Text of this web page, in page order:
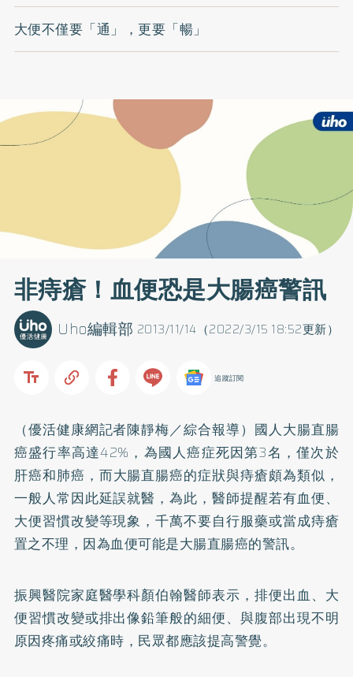
大便不僅要「通」，更要「暢」
非痔瘡！血便恐是大腸癌警訊
2013/11/14（2022/3/15 18:52更新）
Uho編輯部
追蹤訂閱
（優活健康網記者陳靜梅／綜合報導）國人大腸直腸
癌盛行率高達42%，為國人癌症死因第3名，僅次於
肝癌和肺癌 ，而大腸直腸癌的症狀與痔瘡頗為類似，
一般人常因此延誤就醫，為此，醫師提醒若有血便、
大便習慣改變等現象，千萬不要自行服藥或當成痔瘡
置之不理，因為血便可能是大腸直腸癌的警訊。
振興醫院家庭醫學科顏伯翰醫師表示，排便出血、大
便習慣改變或排出像鉛筆般的細便、與腹部出現不明
原因疼痛或絞痛時，民眾都應該提高警覺。